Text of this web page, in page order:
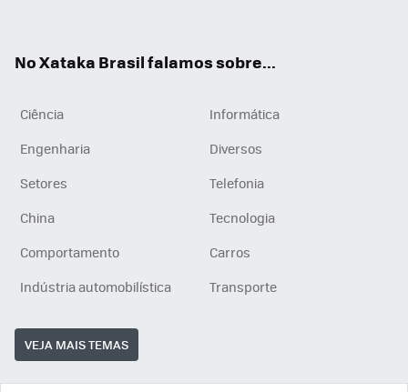
No Xataka Brasil falamos sobre...
Ciência
Informática
Engenharia
Diversos
Setores
Telefonia
China
Tecnologia
Comportamento
Carros
Indústria automobilística
Transporte
VEJA MAIS TEMAS